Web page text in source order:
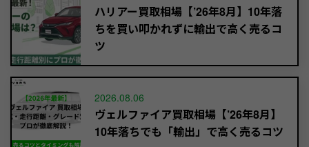
ハリアー買取相場【’26年8月】10年落
ちを買い叩かれずに輸出で高く売るコ
ツ
2026.08.06
ヴェルファイア買取相場【’26年8月】
10年落ちでも「輸出」で高く売るコツ